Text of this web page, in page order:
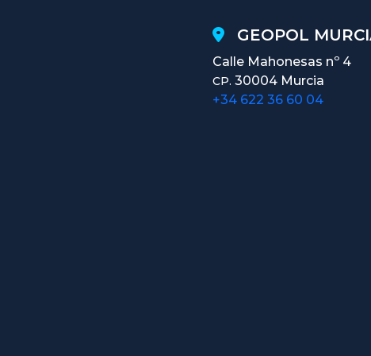
GEOPOL
Calle Mahonesas nº 4
CP. 30004 Murcia
+34 622 36 60 04